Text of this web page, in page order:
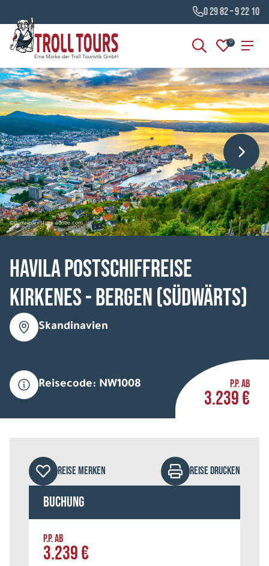
0 29 82 – 9 22 10
0
©dudlajzov - stock.adobe.com
HAVILA Postschiffreise
Kirkenes - Bergen (südwärts)
Skandinavien
Reisecode: NW1008 P.P. AB
3.239 €
REISE MERKEN REISE DRUCKEN
Buchung
P.P. AB
3.239 €